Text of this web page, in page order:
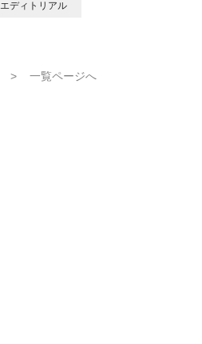
エディトリアル
> 一覧ページへ